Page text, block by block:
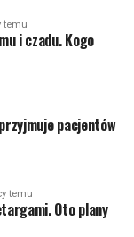
temu
i czadu. Kogo
pacjentów
temu
Oto plany